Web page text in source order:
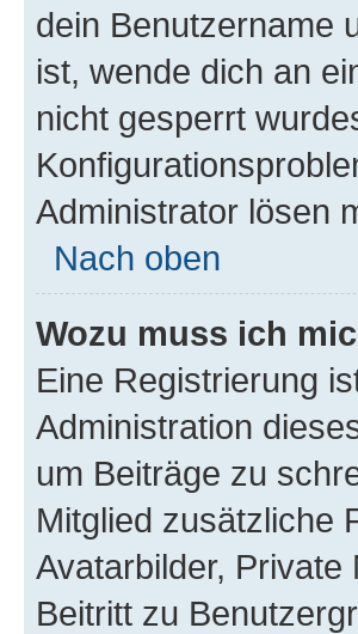
dein Benutzername
ist, wende dich an
nicht gesperrt
Administrator lösen
Nach oben
Wozu muss ich
Eine Registrierung
Administration
um Beiträge zu
Mitglied zusätzliche
Avatarbilder,
Beitritt zu